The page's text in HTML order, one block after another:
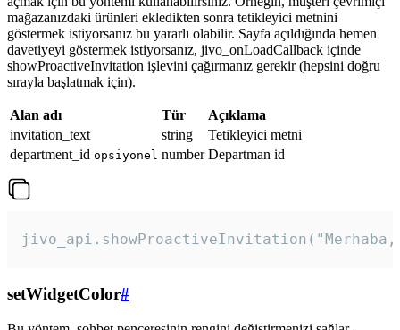
mağazanızdaki ürünleri ekledikten sonra tetikleyici metnini
göstermek istiyorsanız bu yararlı olabilir. Sayfa açıldığında hemen
davetiyeyi göstermek istiyorsanız, jivo_onLoadCallback içinde
showProactiveInvitation işlevini çağırmanız gerekir (hepsini doğru
sırayla başlatmak için).
Alan adı Tür
Açıklama
invitation_text
string
Tetikleyici metni
department_id opsiyonel number Departman id
setWidgetColor#